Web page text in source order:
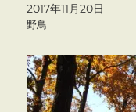
2017年11月20日
野鳥